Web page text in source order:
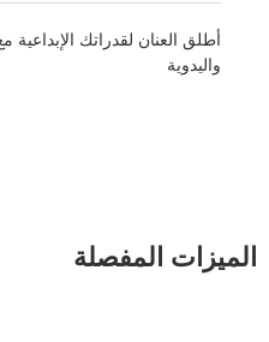
أطلق العنان لقدراتك الإبداعية
واليدوية
الميزات المفصلة